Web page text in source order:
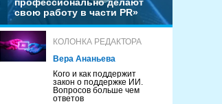
свою работу в части PR»
КОЛОНКА РЕДАКТОРА
Вера Ананьева
Кого и как поддержит
закон о поддержке ИИ.
Вопросов больше чем
ответов